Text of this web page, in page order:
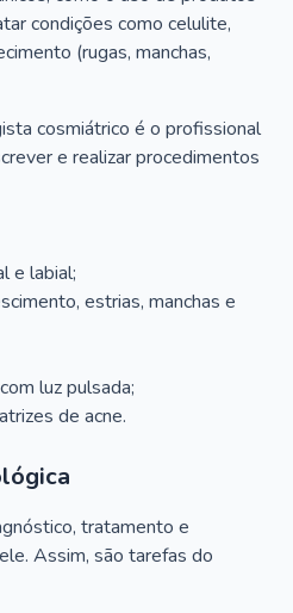
condições como celulite,
(rugas, manchas,
cosmiátrico é o profissional
e realizar procedimentos
e labial;
estrias, manchas e
luz pulsada;
de acne.
tratamento e
Assim, são tarefas do